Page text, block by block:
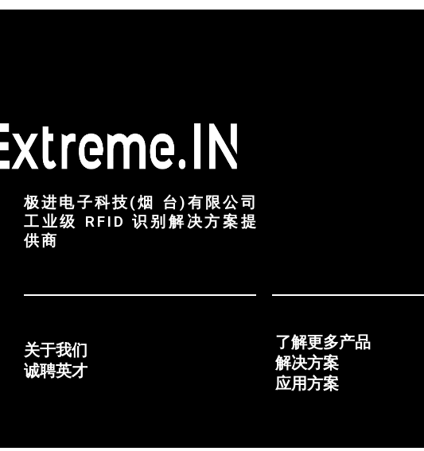
极进电子科技(烟 台)有限公司
工业级 RFID 识别解决方案提
供商
关于我们
诚聘英才
了解更多产品
解决方案
应用方案